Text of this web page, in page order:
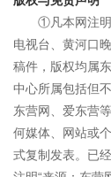
①凡本网注明
电视台、黄河口
稿件，版权均属
中心所属包括但
东营网、爱东营
何媒体、网站或
式复制发表。已